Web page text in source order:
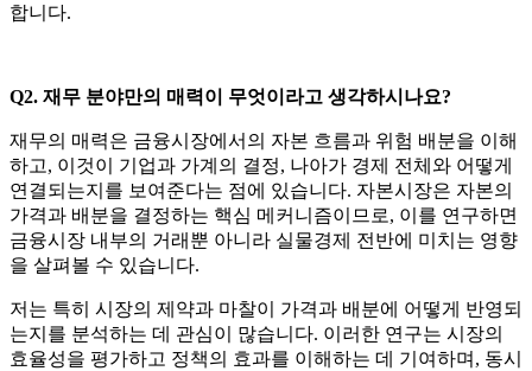
합니다.
Q2. 재무 분야만의 매력이 무엇이라고 생각하시나요?
재무의 매력은 금융시장에서의 자본 흐름과 위험 배분을 이해
하고, 이것이 기업과 가계의 결정, 나아가 경제 전체와 어떻게
연결되는지를 보여준다는 점에 있습니다. 자본시장은 자본의
가격과 배분을 결정하는 핵심 메커니즘이므로, 이를 연구하면
금융시장 내부의 거래뿐 아니라 실물경제 전반에 미치는 영향
을 살펴볼 수 있습니다.
저는 특히 시장의 제약과 마찰이 가격과 배분에 어떻게 반영되
는지를 분석하는 데 관심이 많습니다. 이러한 연구는 시장의
효율성을 평가하고 정책의 효과를 이해하는 데 기여하며, 동시